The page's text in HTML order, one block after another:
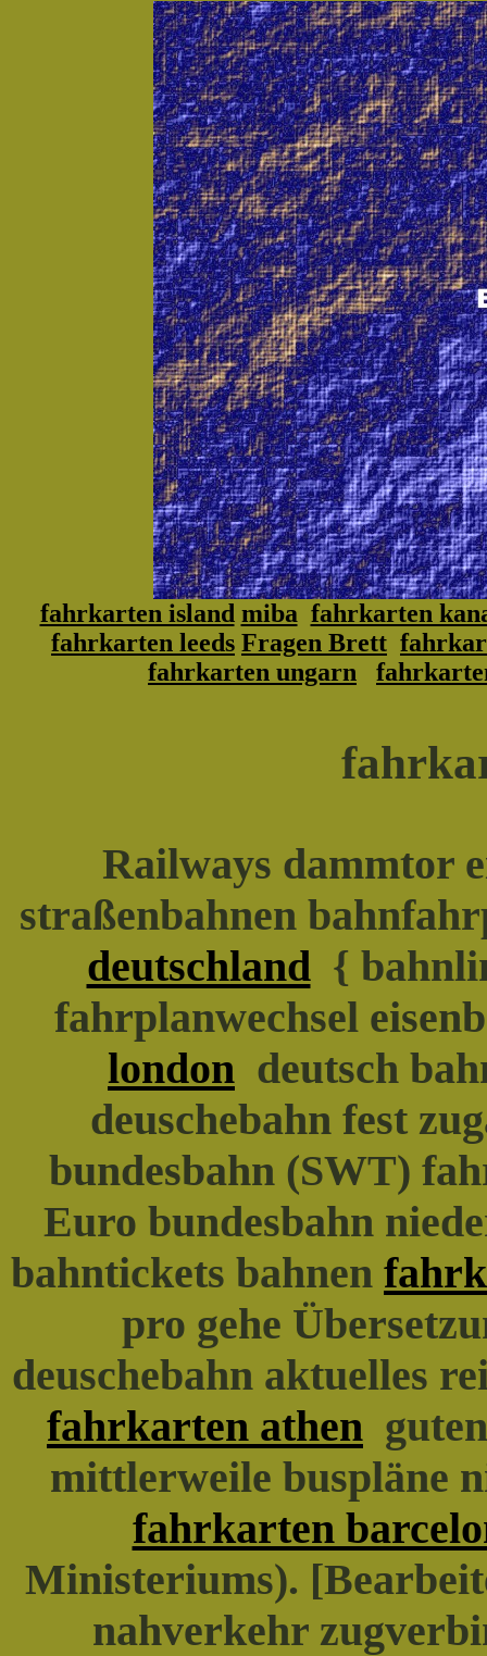
fahrkarten island miba fahrkarten
fahrkarten leeds Fragen Brett
fahrkarten ungarn
Railways dammtor
straßenbahnen
deutschland{
fahrplanwechsel
london deutsch
deuschebahn fest
bundesbahn (SWT)
Euro bundesbahn
bahntickets bahnen
pro gehe
deuschebahn aktuelles
fahrkarten athen
mittlerweile buspläne
fahrkarten
Ministeriums).
nahverkehr